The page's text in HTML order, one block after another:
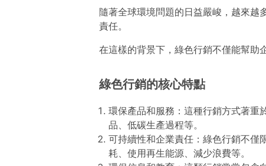
隨著全球環境問題的日益嚴峻，越來越
責任。
在這樣的背景下，綠色行銷不僅能幫助
綠色行銷的核心特點
環保產品和服務：這種行銷方式著重
品、低碳生產過程等。
可持續性和企業責任：綠色行銷不僅
耗、使用再生能源、減少浪費等。